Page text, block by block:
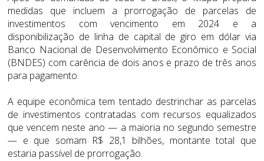
medidas que incluem a prorrogação de parcelas de
investimentos com vencimento em 2024 e a
disponibilização de linha de capital de giro em dólar via
Banco Nacional de Desenvolvimento Econômico e Social
(BNDES) com carência de dois anos e prazo de três anos
para pagamento.
A equipe econômica tem tentado destrinchar as parcelas
de investimentos contratadas com recursos equalizados
que vencem neste ano — a maioria no segundo semestre
— e que somam R$ 28,1 bilhões, montante total que
estaria passível de prorrogação.